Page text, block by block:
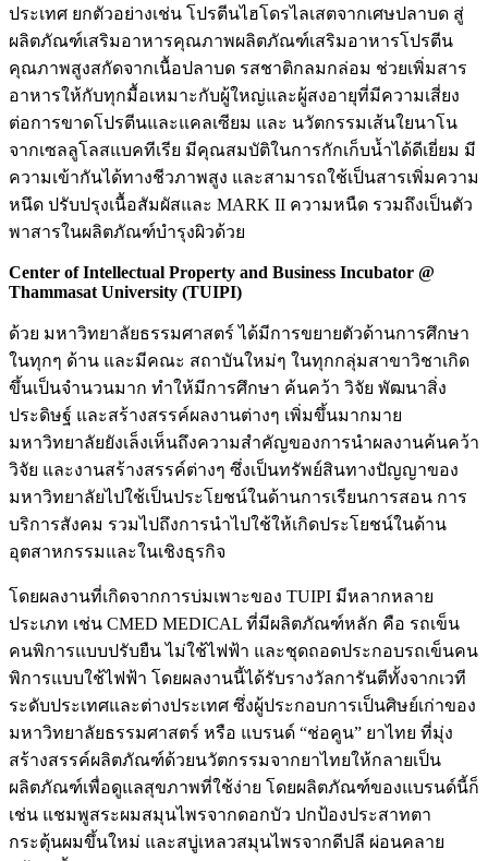
ประเทศ ยกตัวอย่างเช่น โปรตีนไฮโดรไลเสตจากเศษปลาบด สู่
ผลิตภัณฑ์เสริมอาหารคุณภาพผลิตภัณฑ์เสริมอาหารโปรตีน
คุณภาพสูงสกัดจากเนื้อปลาบด รสชาติกลมกล่อม ช่วยเพิ่มสาร
อาหารให้กับทุกมื้อเหมาะกับผู้ใหญ่และผู้สงอายุที่มีความเสี่ยง
ต่อการขาดโปรตีนและแคลเซียม และ นวัตกรรมเส้นใยนาโน
จากเซลลูโลสแบคทีเรีย มีคุณสมบัติในการกักเก็บน้ำได้ดีเยี่ยม มี
ความเข้ากันได้ทางชีวภาพสูง และสามารถใช้เป็นสารเพิ่มความ
หนึด ปรับปรุงเนื้อสัมผัสและ MARK II ความหนืด รวมถึงเป็นตัว
พาสารในผลิตภัณฑ์บำรุงผิวด้วย
Center of Intellectual Property and Business Incubator @
Thammasat University (TUIPI)
ด้วย มหาวิทยาลัยธรรมศาสตร์ ได้มีการขยายตัวด้านการศึกษา
ในทุกๆ ด้าน และมีคณะ สถาบันใหม่ๆ ในทุกกลุ่มสาขาวิชาเกิด
ขึ้นเป็นจำนวนมาก ทำให้มีการศึกษา ค้นคว้า วิจัย พัฒนาสิ่ง
ประดิษฐ์ และสร้างสรรค์ผลงานต่างๆ เพิ่มขึ้นมากมาย
มหาวิทยาลัยยังเล็งเห็นถึงความสำคัญของการนำผลงานค้นคว้า
วิจัย และงานสร้างสรรค์ต่างๆ ซึ่งเป็นทรัพย์สินทางปัญญาของ
มหาวิทยาลัยไปใช้เป็นประโยชน์ในด้านการเรียนการสอน การ
บริการสังคม รวมไปถึงการนำไปใช้ให้เกิดประโยชน์ในด้าน
อุตสาหกรรมและในเชิงธุรกิจ
โดยผลงานที่เกิดจากการบ่มเพาะของ TUIPI มีหลากหลาย
ประเภท เช่น CMED MEDICAL ที่มีผลิตภัณฑ์หลัก คือ รถเข็น
คนพิการแบบปรับยืน ไม่ใช้ไฟฟ้า และชุดถอดประกอบรถเข็นคน
พิการแบบใช้ไฟฟ้า โดยผลงานนี้ได้รับรางวัลการันตีทั้งจากเวที
ระดับประเทศและต่างประเทศ ซึ่งผู้ประกอบการเป็นศิษย์เก่าของ
มหาวิทยาลัยธรรมศาสตร์ หรือ แบรนด์ “ช่อคูน” ยาไทย ที่มุ่ง
สร้างสรรค์ผลิตภัณฑ์ด้วยนวัตกรรมจากยาไทยให้กลายเป็น
ผลิตภัณฑ์เพื่อดูแลสุขภาพที่ใช้ง่าย โดยผลิตภัณฑ์ของแบรนด์นี้ก็
เช่น แชมพูสระผมสมุนไพรจากดอกบัว ปกป้องประสาทตา
กระตุ้นผมขึ้นใหม่ และสบู่เหลวสมุนไพรจากดีปลี ผ่อนคลาย